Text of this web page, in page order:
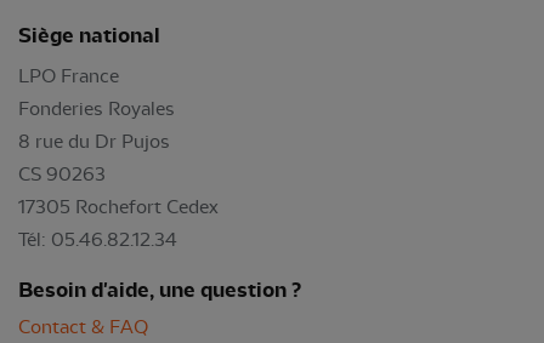
Siège national
LPO France
Fonderies Royales
8 rue du Dr Pujos
CS 90263
17305 Rochefort Cedex
Tél: 05.46.82.12.34
Besoin d'aide, une question ?
Contact & FAQ